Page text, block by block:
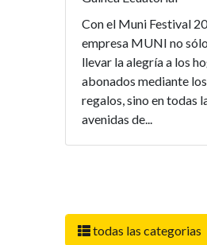
todas las categorias
Con el Muni Festival
empresa MUNI no
llevar la alegría a los
abonados mediante
regalos, sino en todas
avenidas de...